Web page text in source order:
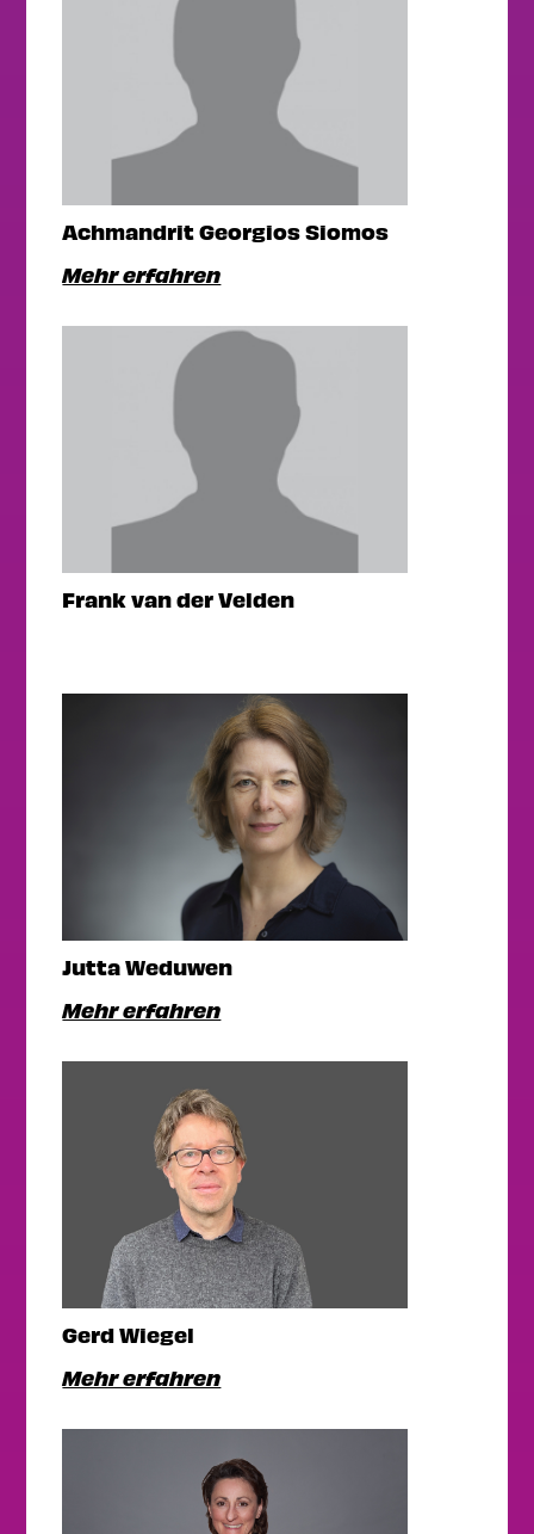
Achmandrit Georgios Siomos
Mehr erfahren
Frank van der Velden
Jutta Weduwen
Mehr erfahren
Gerd Wiegel
Mehr erfahren